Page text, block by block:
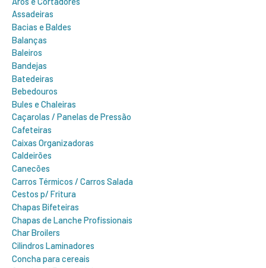
Assadeiras
Bacias e Baldes
Balanças
Baleiros
Bandejas
Batedeiras
Bebedouros
Bules e Chaleiras
Caçarolas / Panelas de Pressão
Cafeteiras
Caixas Organizadoras
Caldeirões
Canecões
Carros Térmicos / Carros Salada
Cestos p/ Fritura
Chapas Bifeteiras
Chapas de Lanche Profissionais
Char Broilers
Cilindros Laminadores
Concha para cereais